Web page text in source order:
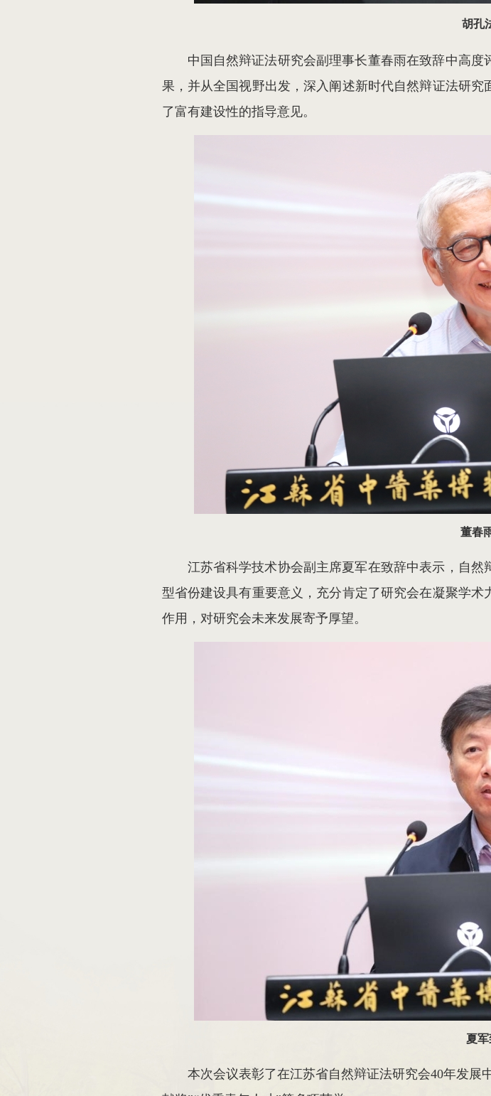
胡孔
中国自然辩证法研究会副理事长董春雨在致辞中高
果，并从全国视野出发，深入阐述新时代自然辩证法研
了富有建设性的指导意见。
董春
江苏省科学技术协会副主席夏军在致辞中表示，自
型省份建设具有重要意义，充分肯定了研究会在凝聚学
作用，对研究会未来发展寄予厚望。
夏
本次会议表彰了在江苏省自然辩证法研究会40年发展